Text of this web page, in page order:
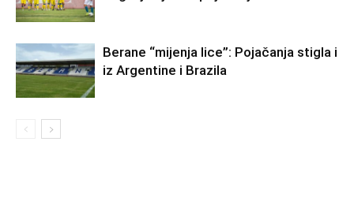
Berane “mijenja lice”: Pojačanja stigla i
iz Argentine i Brazila